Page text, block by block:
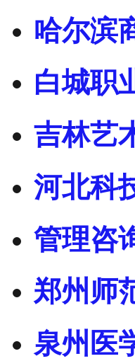
哈尔滨
白城职
吉林艺
河北科
管理咨
郑州师
泉州医